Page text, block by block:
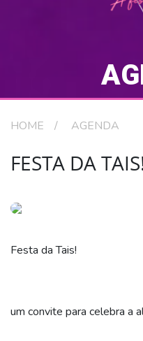
HOME AGENDA
FESTA DA
Festa da Tais!
um convite para celebra a